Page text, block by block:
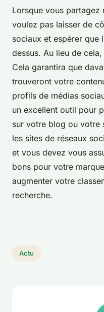
Lorsque vous
voulez pas laisser de
sociaux et espérer que
dessus. Au lieu de
Cela garantira que
trouveront votre
profils de médias
un excellent outil pour
sur votre blog ou votre
les sites de réseaux
et vous devez vous
bons pour votre
augmenter votre
recherche.
Actu